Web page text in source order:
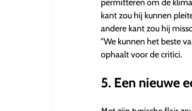
permitteren om de
kant zou hij kunnen
andere kant zou hij
"We kunnen het beste
ophaalt voor de critici.
5. Een nieuwe